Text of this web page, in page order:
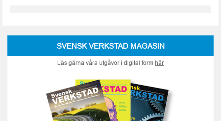
SVENSK VERKSTAD MAGASIN
Läs gärna våra utgåvor i digital form här